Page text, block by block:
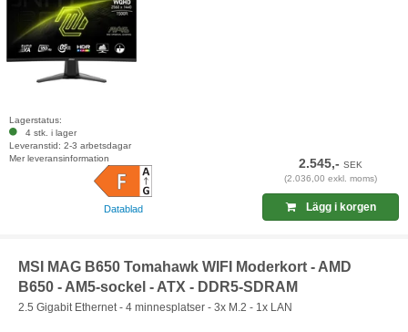
Lagerstatus:
4 stk. i lager
Leveranstid: 2-3 arbetsdagar
Mer leveransinformation
Datablad
2.545,-SEK
(2.036,00 exkl. moms)
Lägg i korgen
MSI MAG B650 Tomahawk WIFI Moderkort - AMD
B650 - AM5-sockel - ATX - DDR5-SDRAM
2.5 Gigabit Ethernet - 4 minnesplatser - 3x M.2 - 1x LAN